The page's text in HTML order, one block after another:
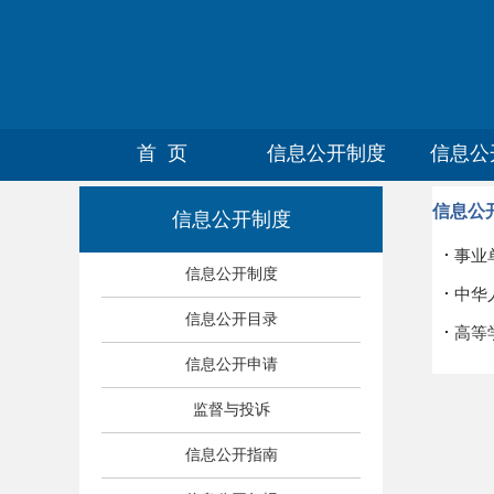
首 页 信息公开制度 信息
信息公开制度
信息公开制度
信息公开目录
信息公开申请
监督与投诉
信息公开指南
信息公
· 事业
· 中华
· 高等